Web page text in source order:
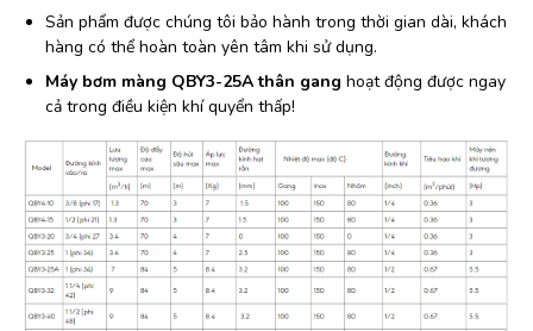
Sản phẩm được chúng tôi bảo hành trong thời gian dài, khách
hàng có thể hoàn toàn yên tâm khi sử dụng.
Máy bơm màng QBY3-25A thân gang hoạt động được ngay
cả trong điều kiện khí quyển thấp!